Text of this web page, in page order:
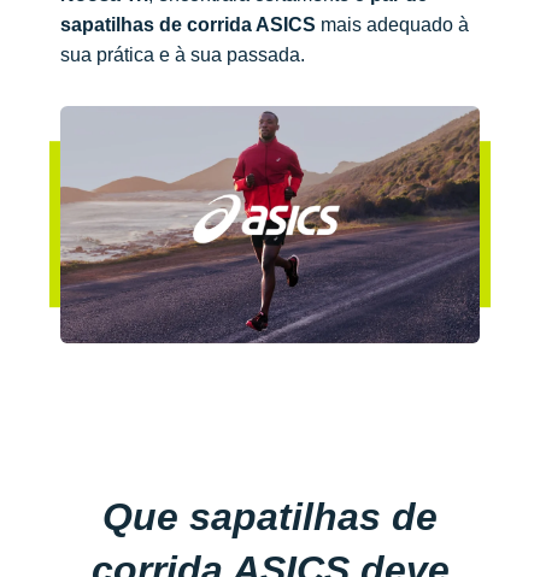
sapatilhas de corrida ASICS mais adequado à
sua prática e à sua passada.
Que sapatilhas de